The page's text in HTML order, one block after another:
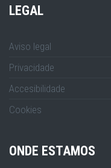
LEGAL
Aviso legal
Privacidade
Accesibilidade
Cookies
ONDE ESTAMOS